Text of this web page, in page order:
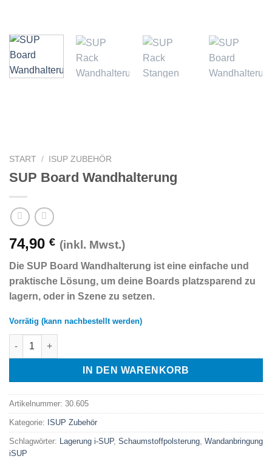
START / ISUP ZUBEHÖR
SUP Board Wandhalterung
74,90 € (inkl. Mwst.)
Die SUP Board Wandhalterung ist eine einfache und
praktische Lösung, um deine Boards platzsparend zu
lagern, oder in Szene zu setzen.
Vorrätig (kann nachbestellt werden)
SUP Board Wandhalterung Menge
IN DEN WARENKORB
Artikelnummer: 30.605
Kategorie: ISUP Zubehör
Schlagwörter: Lagerung i-SUP, Schaumstoffpolsterung, Wandanbringung
iSUP